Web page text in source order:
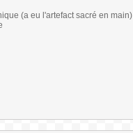
(a eu l'artefact sacré en